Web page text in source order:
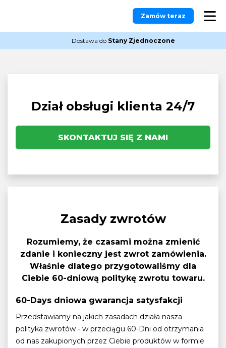
Zamów teraz
Dostawa do Stany Zjednoczone
Dział obsługi klienta 24/7
SKONTAKTUJ SIĘ Z NAMI
Zasady zwrotów
Rozumiemy, że czasami można zmienić
zdanie i konieczny jest zwrot zamówienia.
Właśnie dlatego przygotowaliśmy dla
Ciebie 60-dniową politykę zwrotu towaru.
60-Days dniowa gwarancja satysfakcji
Przedstawiamy na jakich zasadach działa nasza
polityka zwrotów - w przeciągu 60-Dni od otrzymania
od nas zakupionych przez Ciebie produktów w formie